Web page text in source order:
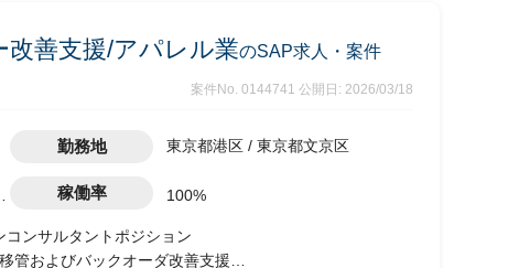
善支援/アパレル業のSAP求人・案件
案件No. 0144741 公開日: 2026/03/18
勤務地 東京都港区 / 東京都文京区
稼働率 100%
コンサルタントポジション
管およびバックオーダ改善支援